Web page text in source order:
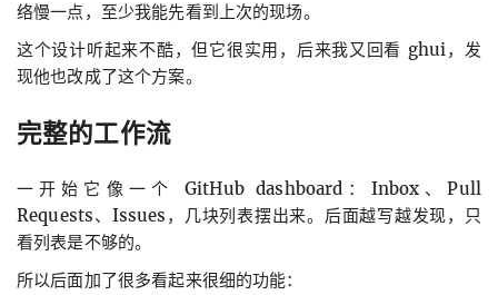
络慢一点，至少我能先看到上次的现场。
这个设计听起来不酷，但它很实用，后来我又回看 ghui，发
现他也改成了这个方案。
完整的工作流
一开始它像一个 GitHub dashboard：Inbox、Pull
Requests、Issues，几块列表摆出来。后面越写越发现，只
看列表是不够的。
所以后面加了很多看起来很细的功能：